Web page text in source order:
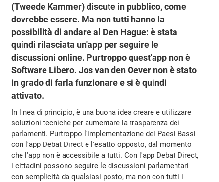
(Tweede Kammer) discute in pubblico, come
dovrebbe essere. Ma non tutti hanno la
possibilità di andare al Den Hague: è stata
quindi rilasciata un'app per seguire le
discussioni online. Purtroppo quest'app non è
Software Libero. Jos van den Oever non è stato
in grado di farla funzionare e si è quindi
attivato.
In linea di principio, è una buona idea creare e utilizzare
soluzioni tecniche per aumentare la trasparenza dei
parlamenti. Purtroppo l'implementazione dei Paesi Bassi
con l'app Debat Direct è l'esatto opposto, dal momento
che l'app non è accessibile a tutti. Con l'app Debat Direct,
i cittadini possono seguire le discussioni parlamentari
con semplicità da qualsiasi posto, ma non con tutti i